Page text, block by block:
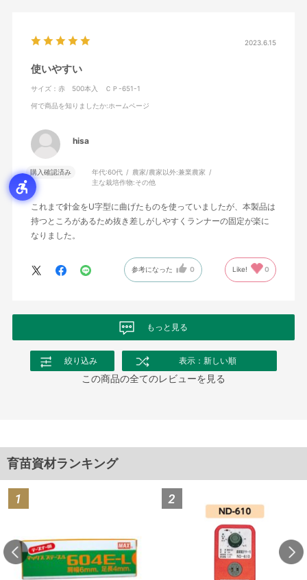
2023.6.15
使いやすい
サイズ：赤 500本入 ＣＰ-651-1
何で商品を知りましたか:ホームページ
hisa
購入確認済み 年代:60代 農家/農家以外:兼業農家
主な栽培作物:その他
これまで針金をU字型に曲げたものを使っていましたが、本製品は
持つところがあるため抜き差しがしやすくランナーの固定が楽に
なりました。
参考になった 0 Like! 0
もっと見る
絞り込み 表示：新しい順
この商品の全てのレビューを見る
育苗資材ランキング